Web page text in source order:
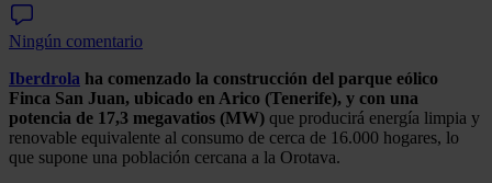
Ningún comentario
Iberdrola ha comenzado la construcción del parque eólico
Finca San Juan, ubicado en Arico (Tenerife), y con una
potencia de 17,3 megavatios (MW) que producirá energía limpia y
renovable equivalente al consumo de cerca de 16.000 hogares, lo
que supone una población cercana a la Orotava.